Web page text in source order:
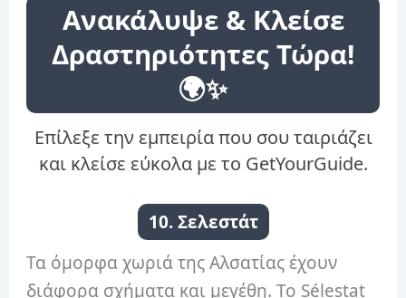
Ανακάλυψε & Κλείσε
Δραστηριότητες Τώρα!
🌍✨
Επίλεξε την εμπειρία που σου ταιριάζει
και κλείσε εύκολα με το GetYourGuide.
10. Σελεστάτ
Τα όμορφα χωριά της Αλσατίας έχουν
διάφορα σχήματα και μεγέθη. Το Sélestat